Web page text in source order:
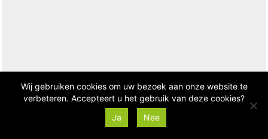
Wij gebruiken cookies om uw bezoek aan onze website te
verbeteren. Accepteert u het gebruik van deze cookies?
Ja
Nee